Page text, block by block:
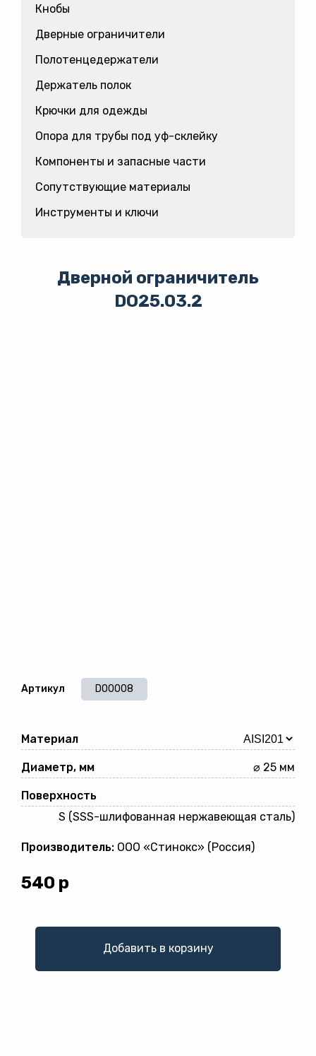
Кнобы
Дверные ограничители
Полотенцедержатели
Держатель полок
Крючки для одежды
Опора для трубы под уф-склейку
Компоненты и запасные части
Сопутствующие материалы
Инструменты и ключи
Дверной ограничитель
DO25.03.2
Артикул DO0008
Материал
Диаметр, мм ⌀ 25 мм
Поверхность
S (SSS-шлифованная нержавеющая сталь)
Производитель: ООО «Стинокс» (Россия)
540 р
Добавить в корзину